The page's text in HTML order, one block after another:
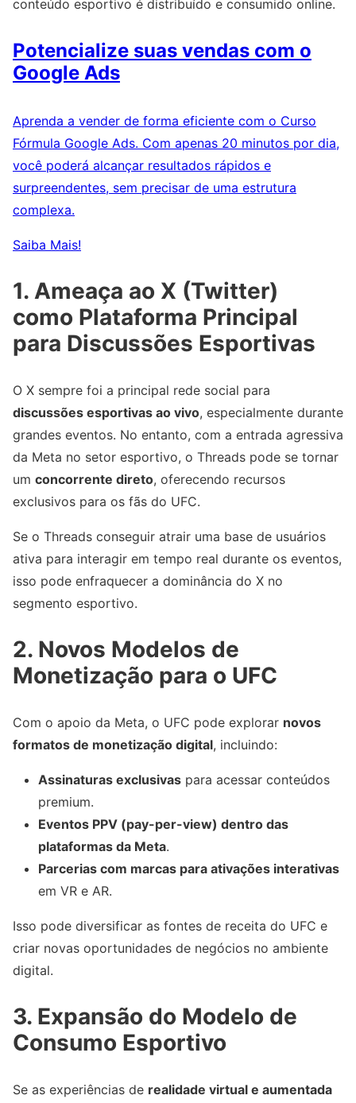
conteúdo esportivo é distribuído e consumido online.
Potencialize suas vendas com o
Google Ads
Aprenda a vender de forma eficiente com o Curso
Fórmula Google Ads. Com apenas 20 minutos por dia,
você poderá alcançar resultados rápidos e
surpreendentes, sem precisar de uma estrutura
complexa.
Saiba Mais!
1. Ameaça ao X (Twitter)
como Plataforma Principal
para Discussões Esportivas
O X sempre foi a principal rede social para
discussões esportivas ao vivo, especialmente durante
grandes eventos. No entanto, com a entrada agressiva
da Meta no setor esportivo, o Threads pode se tornar
um concorrente direto, oferecendo recursos
exclusivos para os fãs do UFC.
Se o Threads conseguir atrair uma base de usuários
ativa para interagir em tempo real durante os eventos,
isso pode enfraquecer a dominância do X no
segmento esportivo.
2. Novos Modelos de
Monetização para o UFC
Com o apoio da Meta, o UFC pode explorar novos
formatos de monetização digital, incluindo:
Assinaturas exclusivas para acessar conteúdos
premium.
Eventos PPV (pay-per-view) dentro das
plataformas da Meta.
Parcerias com marcas para ativações interativas
em VR e AR.
Isso pode diversificar as fontes de receita do UFC e
criar novas oportunidades de negócios no ambiente
digital.
3. Expansão do Modelo de
Consumo Esportivo
Se as experiências de realidade virtual e aumentada